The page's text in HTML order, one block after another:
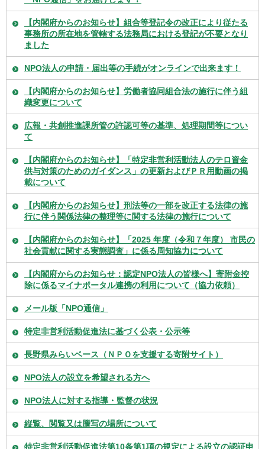
【内閣府からのお知らせ】組合等登記令の改正により従たる
事務所の所在地を管轄する法務局における登記が不要となり
ました
NPO法人の申請・届出等の手続がオンラインで出来ます！
【内閣府からのお知らせ】労働者協同組合法の施行に伴う組
織変更について
広報・共創推進課所管の許認可等の基準、処理期間等につい
て
【内閣府からのお知らせ】「特定非営利活動法人のテロ資金
供与対策のためのガイダンス」の更新およびＰＲ用動画の掲
載について
【内閣府からのお知らせ】刑法等の一部を改正する法律の施
行に伴う関係法律の整理等に関する法律の施行について
【内閣府からのお知らせ】「2025 年度（令和７年度） 市民の
社会貢献に関する実態調査」に係る周知協力について
【内閣府からのお知らせ：認定NPO法人の皆様へ】寄附金控
除に係るマイナポータル連携の利用について（協力依頼）
メール版「NPO通信」
特定非営利活動促進法に基づく公表・公示等
長野県みらいベース（ＮＰＯを支援する寄附サイト）
NPO法人の設立を希望される方へ
NPO法人に対する指導・監督の状況
縦覧、閲覧又は謄写の場所について
特定非営利活動促進法第10条第1項の規定による設立の認証申